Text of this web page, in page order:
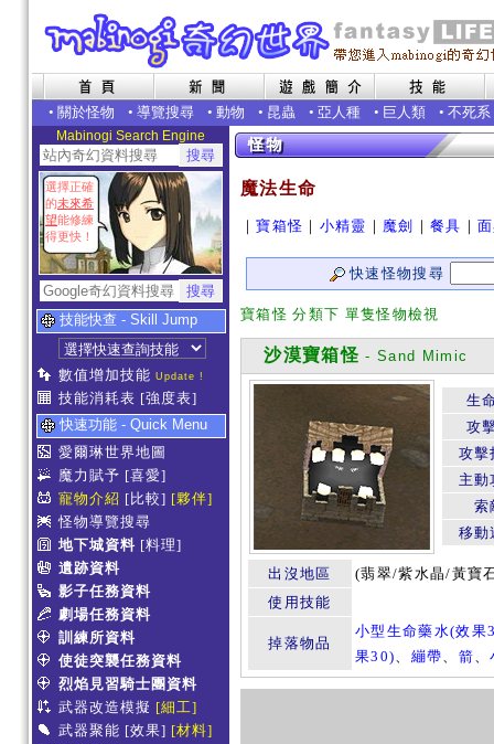
• 關於怪物 • 導覽搜尋 • 動物 • 昆蟲 • 亞人種 • 巨人類 • 不死系
Mabinogi Search Engine
選擇正確
的未來希
望能修練
得更快！
技能快查 - Skill Jump
數值增加技能 Update !
技能消耗表 [強度表]
快速功能 - Quick Menu
愛爾琳世界地圖
魔力賦予 [喜愛]
寵物介紹 [比較] [夥伴]
怪物導覽搜尋
地下城資料 [料理]
遺跡資料
影子任務資料
劇場任務資料
訓練所資料
使徒突襲任務資料
烈焰見習騎士團資料
武器改造模擬 [細工]
武器聚能 [效果] [材料]
魔法生命
｜寶箱怪 ｜ 小精靈 ｜ 魔劍 ｜餐具 ｜
快速怪物搜尋
寶箱怪 分類下 單隻怪物檢視
沙漠寶箱怪 - Sand Mimic
生
攻
攻擊
主動
索
移動
出沒地區
(翡翠/紫水晶/黃寶
使用技能
掉落物品
小型生命藥水(效果
果30)、 繃帶、 箭、